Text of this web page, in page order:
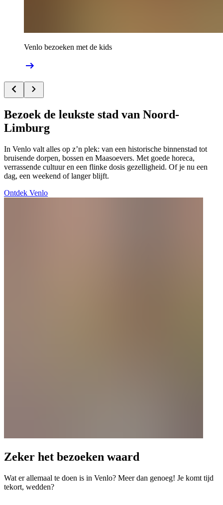
Venlo bezoeken met de kids
Bezoek de leukste stad van Noord-
Limburg
In Venlo valt alles op z’n plek: van een historische binnenstad tot
bruisende dorpen, bossen en Maasoevers. Met goede horeca,
verrassende cultuur en een flinke dosis gezelligheid. Of je nu een
dag, een weekend of langer blijft.
Ontdek Venlo
Zeker het bezoeken waard
Wat er allemaal te doen is in Venlo? Meer dan genoeg! Je komt tijd
tekort, wedden?